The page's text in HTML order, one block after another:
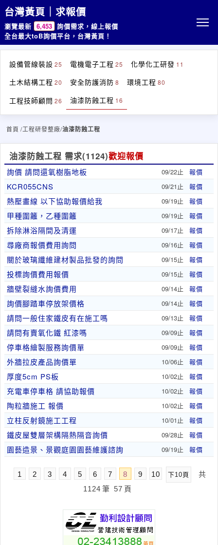
台灣黃頁｜求報價
瀏覽最新 6,453 詢價需求，線上報價
全台最大toB詢價平台，台灣黃頁！
設備管線裝設 25 電機電子工程 25 化學化工研發 11
土木結構工程 20 安全防護消防 8 環境工程 80
工程技師顧問 26 油漆防蝕工程 16
首頁 /工程研發整廠/油漆防蝕工程
油漆防蝕工程 需求(1124)歡迎報價
詢價 請問還氧樹脂地板 09/22止 報價
KCR055CNS 09/21止 報價
熱壓畫線 以下協助報價給我 09/19止 報價
甲種圍籬，乙種圍籬 09/19止 報價
拆除淋浴隔間及清運 09/17止 報價
尋廠商報價費用詢問 09/16止 報價
關於玻璃纖維建材製品批發的詢問 09/15止 報價
投標詢價費用報價 09/15止 報價
牆壁裂縫水詢價費用 09/14止 報價
詢價腳踏車停放架價格 09/14止 報價
請問一般住家鐵皮有在施工嗎 09/13止 報價
請問有賣氧化鐵 紅漆嗎 09/09止 報價
停車格繪製服務詢價單 09/09止 報價
外牆拉皮產品詢價單 10/06止 報價
厚度5cm PS板 10/02止 報價
充電車停車格 請協助報價 10/02止 報價
陶粒牆施工 報價 10/02止 報價
立柱反射鏡施工工程 10/01止 報價
鐵皮屋雙層架構隔熱隔音詢價 09/28止 報價
園藝造景、景觀庭園園藝維護諮詢 09/19止 報價
1 2 3 4 5 6 7 8 9 10 下10頁
共
1124 筆 57 頁